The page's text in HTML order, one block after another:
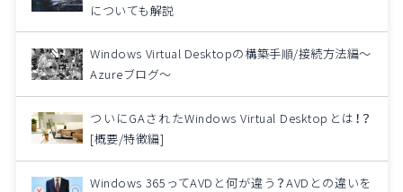
についても解説
Windows Virtual Desktopの構築手順/接続方法編～
Azureブログ～
ついにGAされたWindows Virtual Desktopとは！？
[概要/特徴編]
Windows 365ってAVDと何が違う？AVDとの違いを